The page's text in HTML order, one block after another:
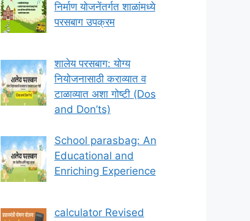
निर्माण योजनेंतर्गत शाळांमध्ये
परसबाग उपक्रम
शालेय परसबाग: योग्य
नियोजनासाठी कराव्यात व
टाळाव्यात अशा गोष्टी (Dos
and Don’ts)
School parasbag: An
Educational and
Enriching Experience
calculator Revised